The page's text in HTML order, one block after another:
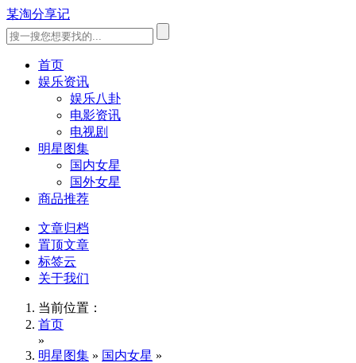
某淘分享记
首页
娱乐资讯
娱乐八卦
电影资讯
电视剧
明星图集
国内女星
国外女星
商品推荐
文章归档
置顶文章
标签云
关于我们
当前位置：
首页
»
明星图集 » 国内女星 »